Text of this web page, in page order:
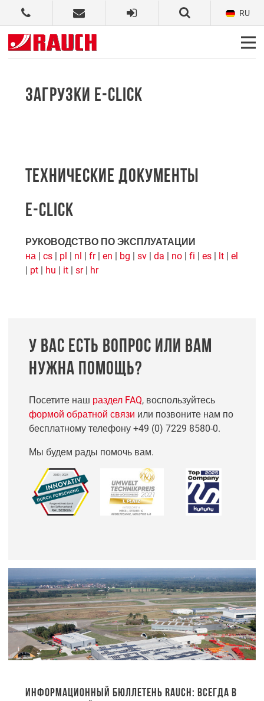
RU
ЗАГРУЗКИ E-CLICK
ТЕХНИЧЕСКИЕ ДОКУМЕНТЫ
E-CLICK
РУКОВОДСТВО ПО ЭКСПЛУАТАЦИИ
на |cs | pl | nl |fr|en | bg |sv |da | no |fi |es | lt |el
| pt | hu | it |sr| hr
У ВАС ЕСТЬ ВОПРОС ИЛИ ВАМ
НУЖНА ПОМОЩЬ?
Посетите наш раздел FAQ, воспользуйтесь
формой обратной связи или позвоните нам по
бесплатному телефону+49 (0) 7229 8580-0.
Мы будем рады помочь вам.
ИНФОРМАЦИОННЫЙ БЮЛЛЕТЕНЬ RAUCH: ВСЕГДА В